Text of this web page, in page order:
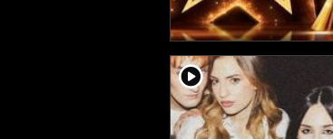
player2